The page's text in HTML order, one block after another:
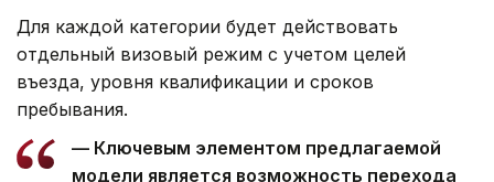
Для каждой категории будет действовать
отдельный визовый режим с учетом целей
въезда, уровня квалификации и сроков
пребывания.
— Ключевым элементом предлагаемой
модели является возможность перехода